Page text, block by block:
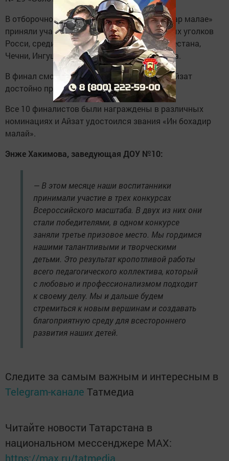
В отборочном этапе конкурса «Мин бит татар малае»
приняли участие 76 дошкольников из разных уголков
Росси, среди них были конкурсанты из Дагестана,
Чечни, Ингушетии, Дагестана, Азербайджана.
В финал смогли выйти только 10 человек, Айзат
достойно представил Мензелинский район.
Все 10 финалистов были награждены в различных
номинациях и Айзат удостоился звания «Ин бохадир
малай».
Энже Хакимова, заведующая ДОУ №10:
— В этом месяце наши воспитанники
принимали участие в трех конкурсах
Всероссийского масштаба. В двух из них они
стали победителями, в одном конкурсе
заняли третье призовое место. Мы гордимся
нашими талантливыми и творческими
детьми. Это результат кропотливой работы
всего педагогического коллектива, который
с любовью и профессионализмом подходит
к своему делу. Мы и дальше будем
стремиться к новым вершинам и создавать
благоприятную среду для всестороннего
развития наших детей.
Следите за самым важным и интересным в
Telegram-канале Татмедиа
Читайте новости Татарстана в
национальном мессенджере MАХ:
https://max.ru/tatmedia